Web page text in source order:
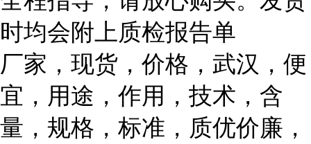
时均会附上质检报告单
厂家，现货，价格，武汉，便
宜，用途，作用，技术，含
量，规格，标准，质优价廉，